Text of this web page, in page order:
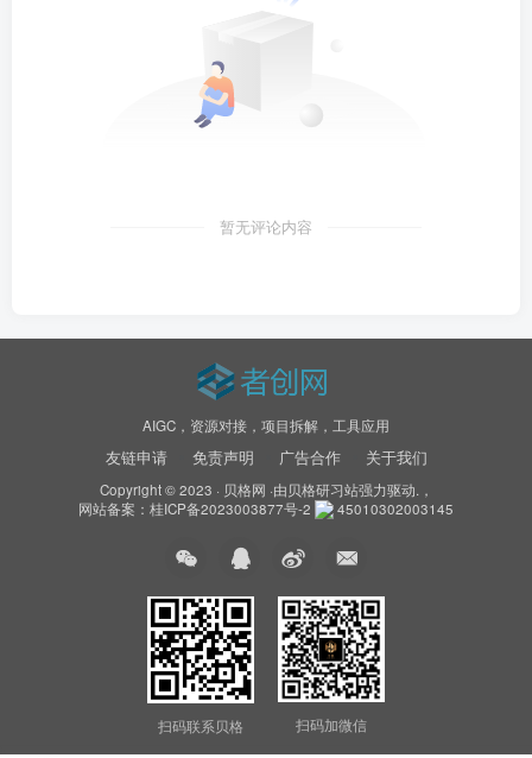
暂无评论内容
AIGC，资源对接，项目拆解，工具应用
友链申请 免责声明 广告合作 关于我们
Copyright © 2023 · 贝格网 ·由贝格研习站强力驱动.，
网站备案： 桂ICP备2023003877号-2 45010302003145
扫码联系贝格 扫码加微信